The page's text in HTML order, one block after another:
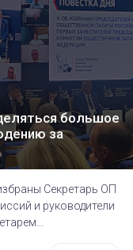
большое
за
Секретарь ОП
и руководители